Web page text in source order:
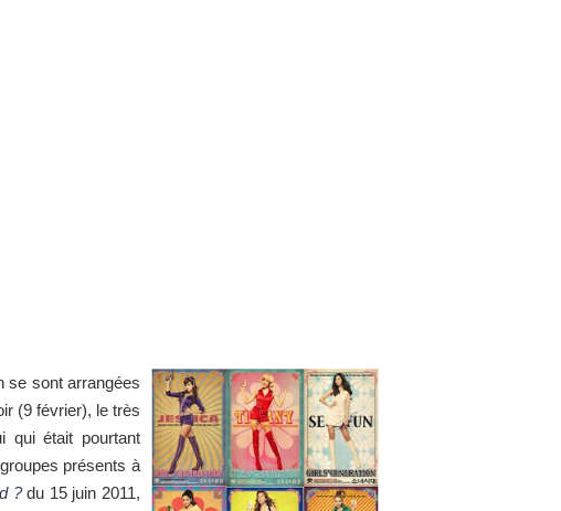
se sont arrangées
(9 février), le très
qui était pourtant
présents à
?du 15 juin 2011,